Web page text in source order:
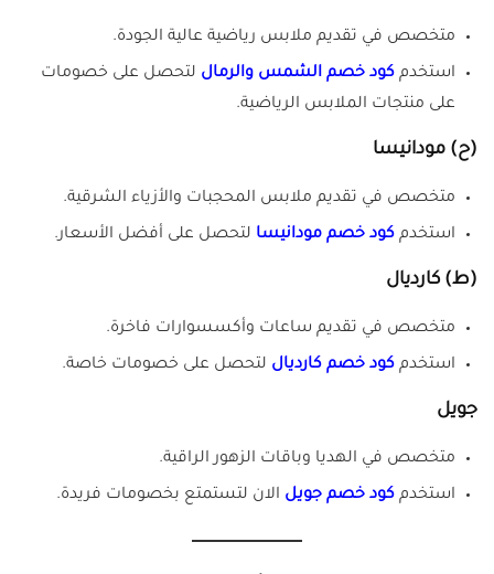
متخصص في تقديم ملابس رياضية عالية الجودة.
استخدم كود خصم الشمس والرمال لتحصل على خصومات
على منتجات الملابس الرياضية.
(ح) مودانيسا
متخصص في تقديم ملابس المحجبات والأزياء الشرقية.
استخدم كود خصم مودانيسا لتحصل على أفضل الأسعار.
(ط)كارديال
متخصص في تقديم ساعات وأكسسوارات فاخرة.
استخدم كود خصم كارديال لتحصل على خصومات خاصة.
جويل
متخصص في الهديا وباقات الزهور الراقية.
استخدم كود خصم جويل الان لتستمتع بخصومات فريدة.